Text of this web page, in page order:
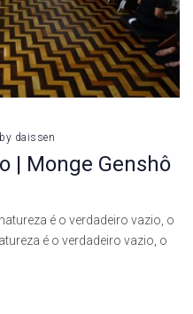
by daissen
| Monge Genshô
é o verdadeiro vazio, o
é o verdadeiro vazio, o